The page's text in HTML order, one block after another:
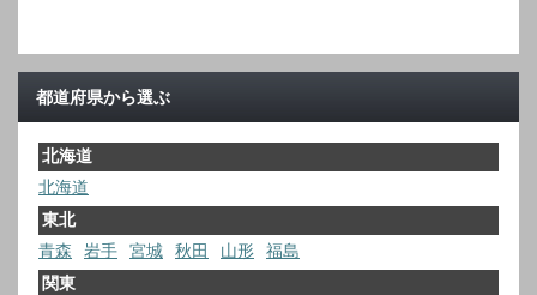
都道府県から選ぶ
北海道
北海道
東北
青森
岩手 宮城 秋田 山形
福島
関東